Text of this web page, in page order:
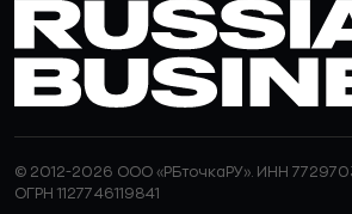
© 2012-2026 ООО «РБточкаРУ». ИНН
ОГРН 1127746119841